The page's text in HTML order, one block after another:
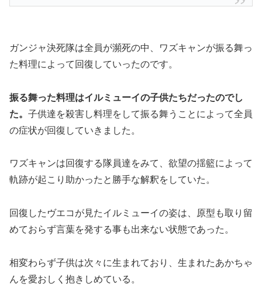
ガンジャ決死隊は全員が瀕死の中、ワズキャンが振る舞っ
た料理によって回復していったのです。
振る舞った料理はイルミューイの子供たちだったのでし
た。 子供達を殺害し料理をして振る舞うことによって全員
の症状が回復していきました。
ワズキャンは回復する隊員達をみて、欲望の揺籃によって
軌跡が起こり助かったと勝手な解釈をしていた。
回復したヴエコが見たイルミューイの姿は、原型も取り留
めておらず言葉を発する事も出来ない状態であった。
相変わらず子供は次々に生まれており、生まれたあかちゃ
んを愛おしく抱きしめている。